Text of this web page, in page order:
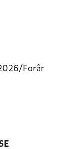
Forår